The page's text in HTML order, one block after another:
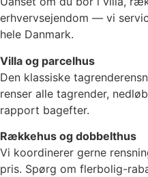
erhvervsejendom — vi
hele Danmark.
Villa og parcelhus
Den klassiske
renser alle tagrender,
rapport bagefter.
Rækkehus og dobbelthus
Vi koordinerer gerne
pris. Spørg om flerbolig-